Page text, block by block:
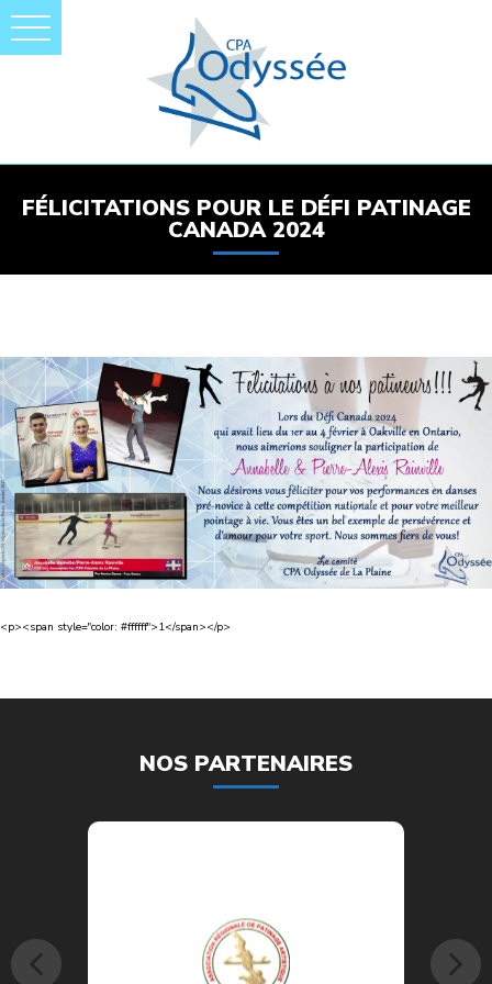
FÉLICITATIONS POUR LE DÉFI PATINAGE
CANADA 2024
<p><span style="color: #ffffff">1</span></p>
NOS PARTENAIRES